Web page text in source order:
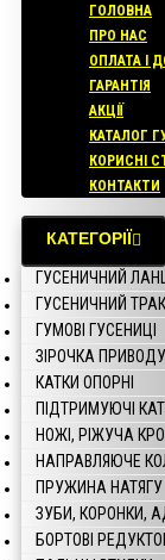
ГОЛОВНА
ПРО НАС
ОПЛАТА І
ГАРАНТІЯ
АКЦІЇ
КАТАЛОГ
КОРИСНІ
КОНТАКТИ
КАТЕГОРІЇ
ГУСЕНИЧНИЙ
ГУСЕНИЧНИЙ
ГУМОВІ ГУСЕНИЦІ
ЗІРОЧКА ПРИВОДУ
КАТКИ ОПОРНІ
ПІДТРИМУЮЧІ
НОЖІ, РІЖУЧА
НАПРАВЛЯЮЧЕ
ПРУЖИНА НАТЯГУ
ЗУБИ, КОРОНКИ,
БОРТОВІ